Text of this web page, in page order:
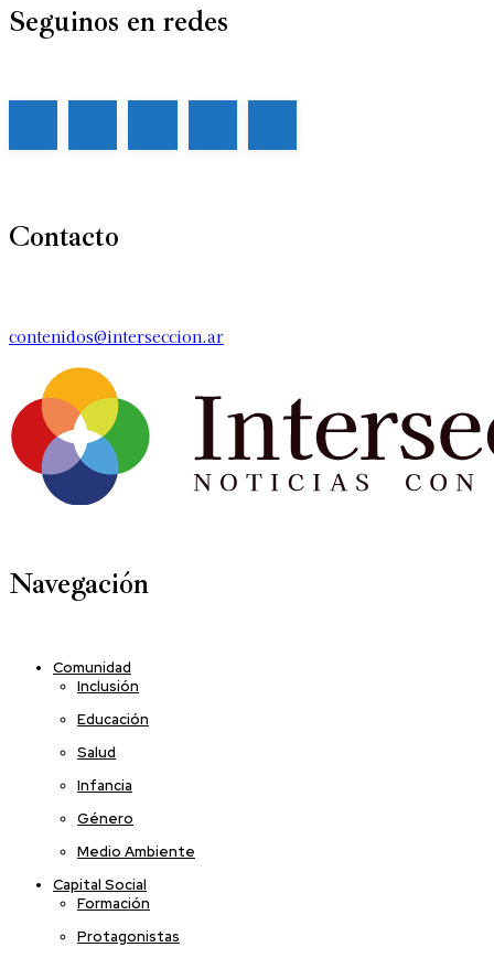
Seguinos en redes
Contacto
contenidos@interseccion.ar
Navegación
Comunidad
Inclusión
Educación
Salud
Infancia
Género
Medio Ambiente
Capital Social
Formación
Protagonistas